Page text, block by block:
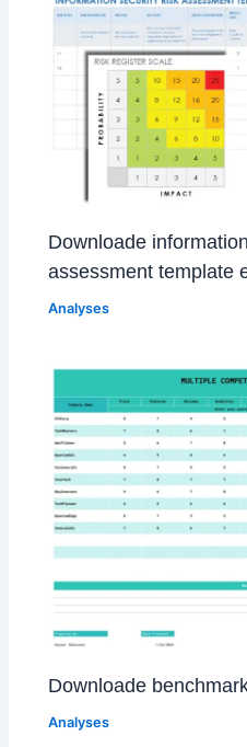
Downloade
assessment template
Analyses
Downloade
Analyses